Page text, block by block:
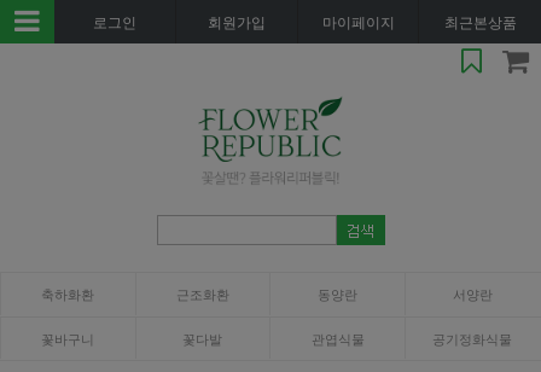
로그인 회원가입 마이페이지 최근본상품
축하화환 근조화환 동양란 서양란
꽃바구니 꽃다발 관엽식물 공기정화식물